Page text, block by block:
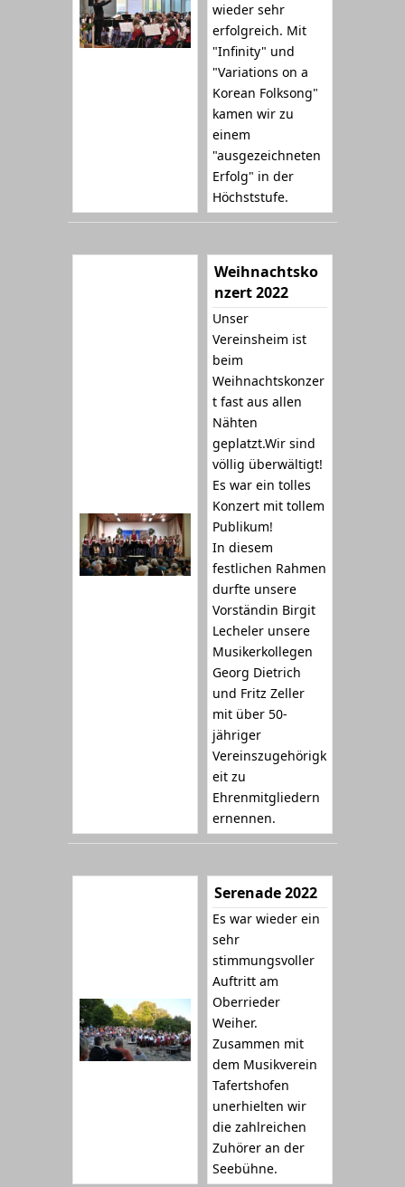
wieder sehr
erfolgreich. Mit
"Infinity" und
"Variations on a
Korean Folksong"
kamen wir zu
einem
"ausgezeichneten
Erfolg" in der
Höchststufe.
Weihnachtsko
nzert 2022
Unser
Vereinsheim ist
beim
Weihnachtskonzer
t fast aus allen
Nähten
geplatzt.Wir sind
völlig überwältigt!
Es war ein tolles
Konzert mit tollem
Publikum!
In diesem
festlichen Rahmen
durfte unsere
Vorständin Birgit
Lecheler unsere
Musikerkollegen
Georg Dietrich
und Fritz Zeller
mit über 50-
jähriger
Vereinszugehörigk
eit zu
Ehrenmitgliedern
ernennen.
Serenade 2022
Es war wieder ein
sehr
stimmungsvoller
Auftritt am
Oberrieder
Weiher.
Zusammen mit
dem Musikverein
Tafertshofen
unerhielten wir
die zahlreichen
Zuhörer an der
Seebühne.